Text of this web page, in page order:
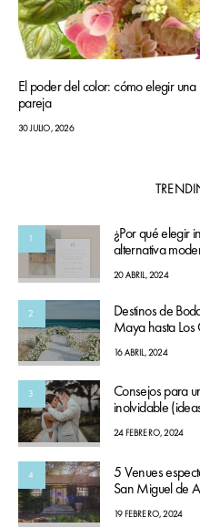
El poder del color: cómo elegir
pareja
30 JULIO, 2026
1
¿Por qué elegir
alternativa
20 ABRIL, 2024
2
Destinos de
Maya hasta Los
16 ABRIL, 2024
3
Consejos para
inolvidable
24 FEBRERO, 2024
4
5 Venues
San Miguel de
19 FEBRERO, 2024